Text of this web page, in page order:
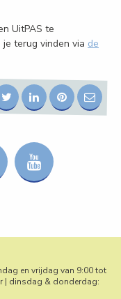
UitPAS te
je terug vinden via de
en vrijdag van 9:00 tot
| dinsdag & donderdag: